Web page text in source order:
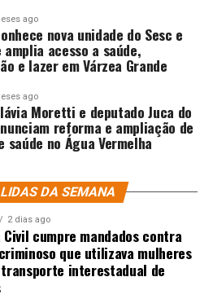
ago
nova unidade do Sesc e
amplia acesso a saúde,
e lazer em Várzea Grande
ago
Moretti e deputado Juca do
reforma e ampliação de
saúde no Água Vermelha
DA SEMANA
2 dias ago
cumpre mandados contra
que utilizava mulheres
interestadual de